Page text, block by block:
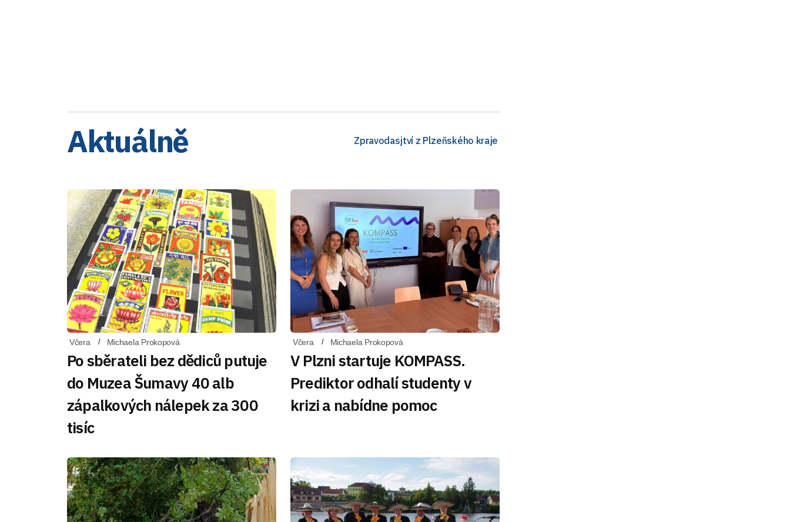
Aktuálně Zpravodasjtví z Plzeňského kraje
Včera Michaela Prokopová
Po sběrateli bez dědiců putuje
do Muzea Šumavy 40 alb
zápalkových nálepek za 300
tisíc
Včera Michaela Prokopová
V Plzni startuje KOMPASS.
Prediktor odhalí studenty v
krizi a nabídne pomoc